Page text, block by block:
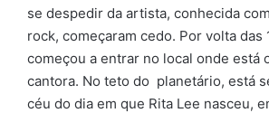
se despedir da artista, conhecida
rock, começaram cedo. Por volta das
começou a entrar no local onde está
cantora. No teto do planetário, está
céu do dia em que Rita Lee nasceu,